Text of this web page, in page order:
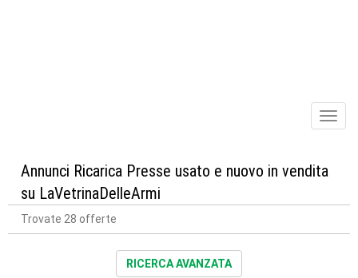
Annunci Ricarica Presse usato e nuovo in vendita
su LaVetrinaDelleArmi
Trovate 28 offerte
RICERCA AVANZATA